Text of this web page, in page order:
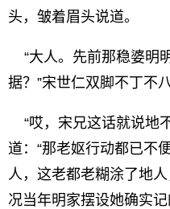
头，皱着眉头说道。
“大人。先前那稳婆明
据？”宋世仁双脚不丁不
“哎，宋兄这话就说地
道：“那老妪行动都已不
人，这老都老糊涂了地
况当年明家摆设她确实